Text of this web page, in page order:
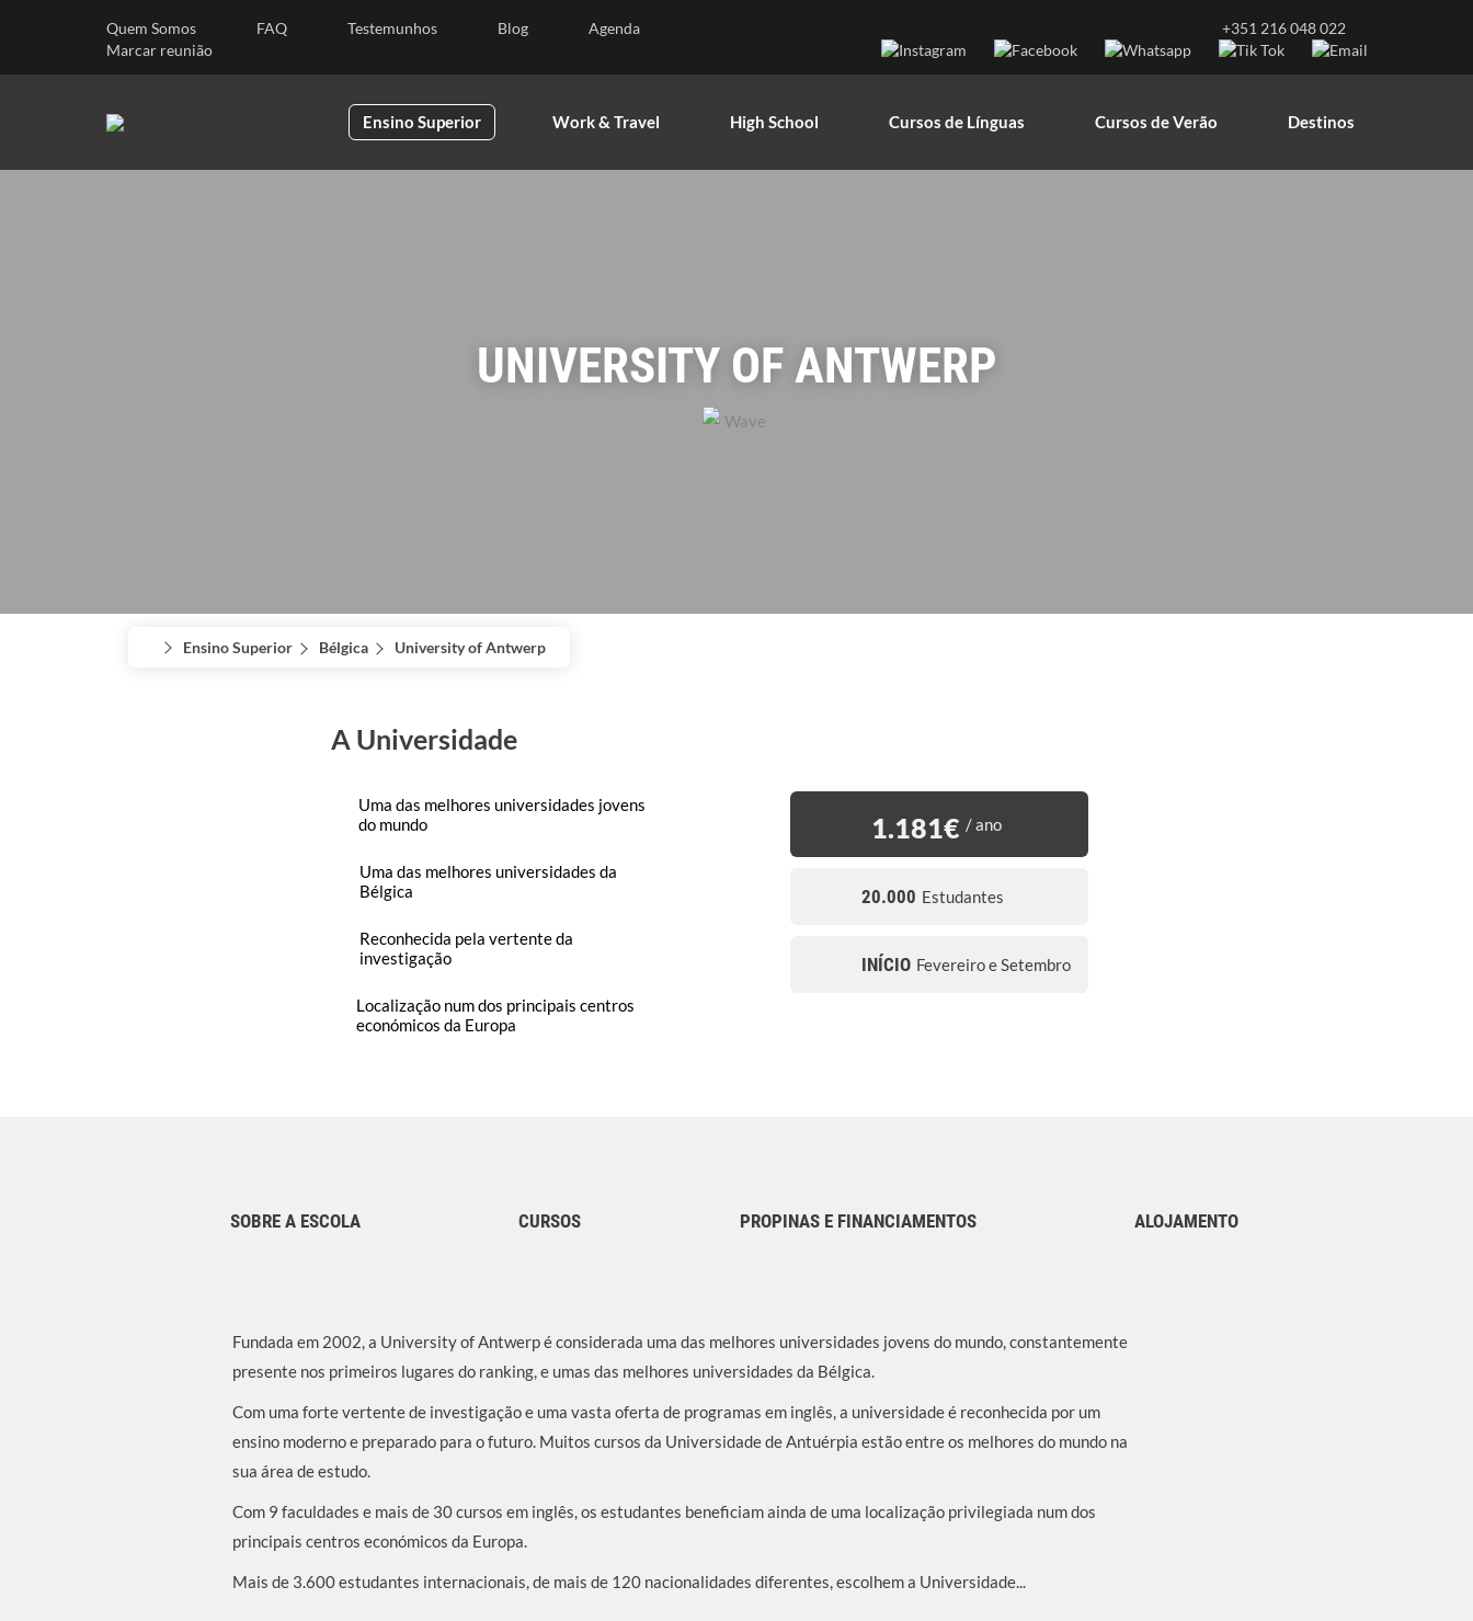
Quem Somos FAQ Testemunhos Blog
Agenda
Marcar reunião
+351 216 048 022
Ensino Superior Work & Travel High School Cursos de Línguas Cursos de Verão Destinos
UNIVERSITY OF ANTWERP
Ensino Superior Bélgica University of Antwerp
A Universidade
Uma das melhores universidades jovens
do mundo
Uma das melhores universidades da
Bélgica
Reconhecida pela vertente da
investigação
Localização num dos principais centros
económicos da Europa
1.181€ / ano
20.000 Estudantes
INÍCIO Fevereiro e Setembro
SOBRE A ESCOLA CURSOS PROPINAS E FINANCIAMENTOS ALOJAMENTO
Fundada em 2002, a University of Antwerp é considerada uma das melhores universidades jovens do mundo, constantemente
presente nos primeiros lugares do ranking, e umas das melhores universidades da Bélgica.
Com uma forte vertente de investigação e uma vasta oferta de programas em inglês, a universidade é reconhecida por um
ensino moderno e preparado para o futuro. Muitos cursos da Universidade de Antuérpia estão entre os melhores do mundo na
sua área de estudo.
Com 9 faculdades e mais de 30 cursos em inglês, os estudantes beneficiam ainda de uma localização privilegiada num dos
principais centros económicos da Europa.
Mais de 3.600 estudantes internacionais, de mais de 120 nacionalidades diferentes, escolhem a Universidade...
Ensino Superior Work & Travel Destinos